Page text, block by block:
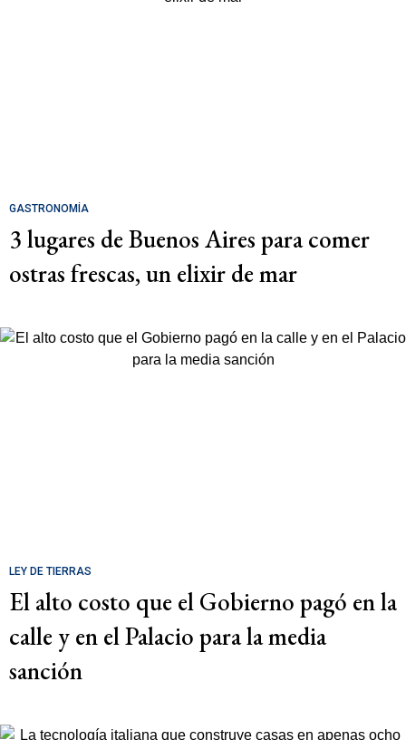
GASTRONOMÍA
3 lugares de Buenos Aires para comer
ostras frescas, un elixir de mar
LEY DE TIERRAS
El alto costo que el Gobierno pagó en la
calle y en el Palacio para la media
sanción